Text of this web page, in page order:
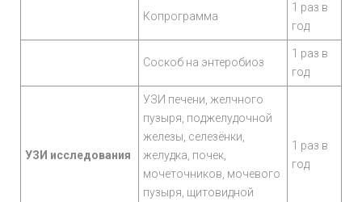
Копрограмма
1 раз в
год
Соскоб на энтеробиоз
1 раз в
год
УЗИ исследования
УЗИ печени, желчного
пузыря, поджелудочной
железы, селезёнки,
желудка, почек,
мочеточников, мочевого
пузыря, щитовидной
1 раз в
год